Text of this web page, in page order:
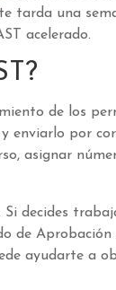
tarda una
acelerado.
de los
por
asignar
decides
de
ayudarte a